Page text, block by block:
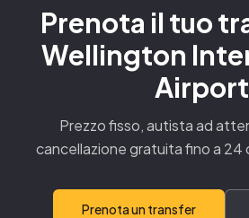
Prenota il tuo
Wellington
Airport
Prezzo fisso, autista ad
cancellazione gratuita fino a 24
Prenota un transfer